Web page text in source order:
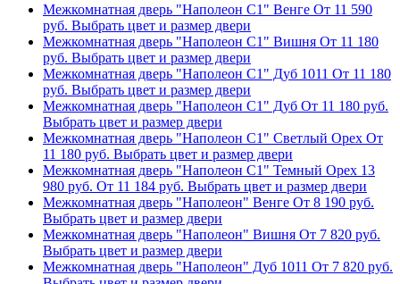
Межкомнатная дверь "Наполеон С1" Венге От 11 590
руб. Выбрать цвет и размер двери
Межкомнатная дверь "Наполеон С1" Вишня От 11 180
руб. Выбрать цвет и размер двери
Межкомнатная дверь "Наполеон С1" Дуб 1011 От 11 180
руб. Выбрать цвет и размер двери
Межкомнатная дверь "Наполеон С1" Дуб От 11 180 руб.
Выбрать цвет и размер двери
Межкомнатная дверь "Наполеон С1" Светлый Орех От
11 180 руб. Выбрать цвет и размер двери
Межкомнатная дверь "Наполеон С1" Темный Орех 13
980 руб. От 11 184 руб. Выбрать цвет и размер двери
Межкомнатная дверь "Наполеон" Венге От 8 190 руб.
Выбрать цвет и размер двери
Межкомнатная дверь "Наполеон" Вишня От 7 820 руб.
Выбрать цвет и размер двери
Межкомнатная дверь "Наполеон" Дуб 1011 От 7 820 руб.